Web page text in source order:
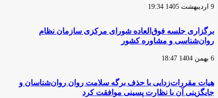
9 اردیبهشت 1405 19:34
برگزاری جلسه فوق‌العاده شورای مرکزی سازمان نظام
روان‌شناسی و مشاوره کشور
6 بهمن 1404 18:47
هیات مقررات‌زدایی با حذف برگه سلامت روان روان‌شناسان و
جایگزینی آن با نظارت پسینی موافقت کرد